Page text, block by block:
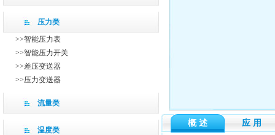
压力类
>>智能压力表
>>智能压力开关
>>差压变送器
>>压力变送器
流量类
温度类
概 述 应 用